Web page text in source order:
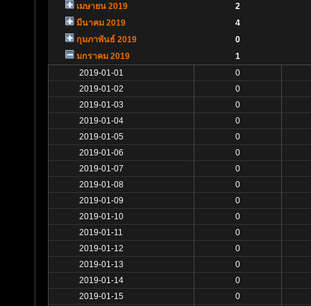
เมษายน 2019
2
มีนาคม 2019
4
กุมภาพันธ์ 2019
0
มกราคม 2019
1
2019-01-01
0
2019-01-02
0
2019-01-03
0
2019-01-04
0
2019-01-05
0
2019-01-06
0
2019-01-07
0
2019-01-08
0
2019-01-09
0
2019-01-10
0
2019-01-11
0
2019-01-12
0
2019-01-13
0
2019-01-14
0
2019-01-15
0